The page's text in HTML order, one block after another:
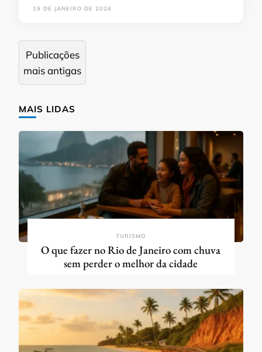
19 DE JANEIRO DE 2026
Navegação
por
posts
Publicações
mais antigas
MAIS LIDAS
TURISMO
O que fazer no Rio de Janeiro com chuva
sem perder o melhor da cidade